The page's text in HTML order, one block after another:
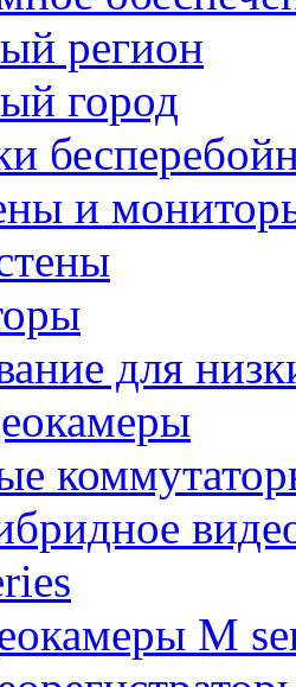
регион
город
и
для
M